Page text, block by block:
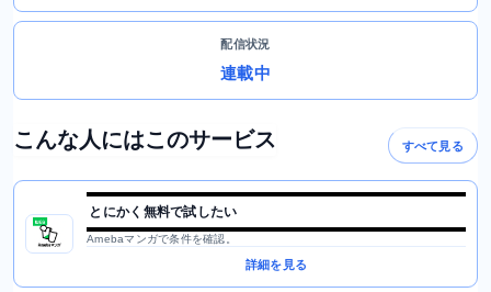
配信状況
連載中
こんな人にはこのサービス すべて見る
とにかく無料で試したい
Amebaマンガで条件を確認。
詳細を見る